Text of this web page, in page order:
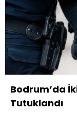
Bodrum’da
Tutuklandı